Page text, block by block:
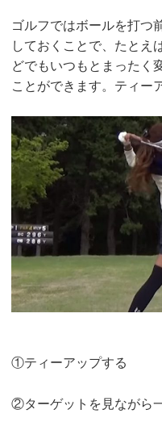
ゴルフではボールを打つ
しておくことで、たとえ
どでもいつもとまったく
ことができます。ティー
①ティーアップする
②ターゲットを見ながら